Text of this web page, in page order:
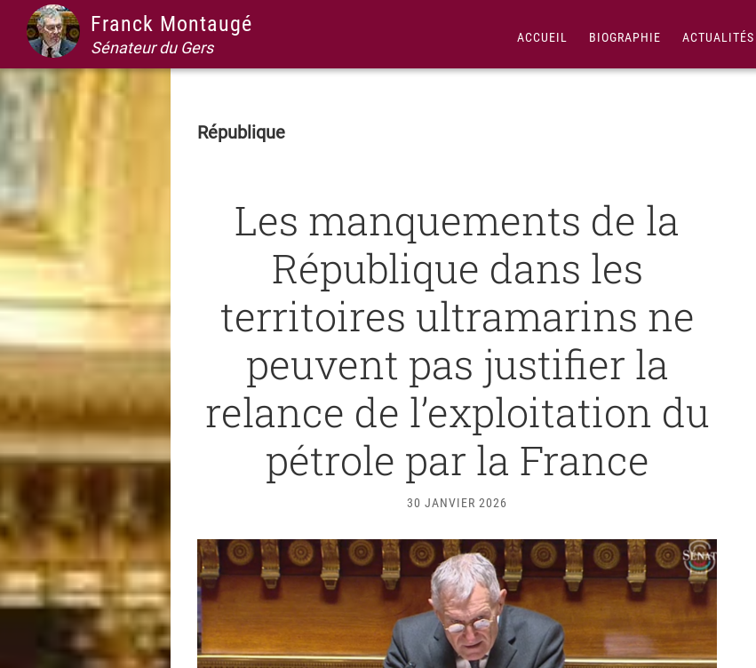
Passer
la
navigation
principale
Passer
contenu
principal
Passer
la
barre
latérale
principale
Passer
pied
de
page
Franck Montaugé
Sénateur du Gers
ACCUEIL BIOGRAPHIE ACTUALITÉS
République
Les manquements de la
République dans les
territoires ultramarins ne
peuvent pas justifier la
relance de l’exploitation du
pétrole par la France
30 JANVIER 2026